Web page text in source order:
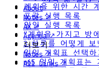
About
Notes ↗
AX ↗
Agenda ↗
더보기
Notes ↗
All Links ↗
계획을 위한 시간
포괄 실행 목록
일일 실행 목록
“계획을 가지고 방
3.하루를 어떻게 보
일일 계획표 선택하
p65 일일 계획표는